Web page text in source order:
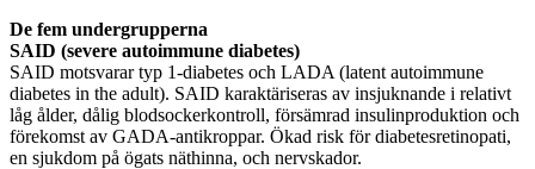
De fem undergrupperna
SAID (severe autoimmune diabetes)
SAID motsvarar typ 1-diabetes och LADA (latent autoimmune
diabetes in the adult). SAID karaktäriseras av insjuknande i relativt
låg ålder, dålig blodsockerkontroll, försämrad insulinproduktion och
förekomst av GADA-antikroppar. Ökad risk för diabetesretinopati,
en sjukdom på ögats näthinna, och nervskador.